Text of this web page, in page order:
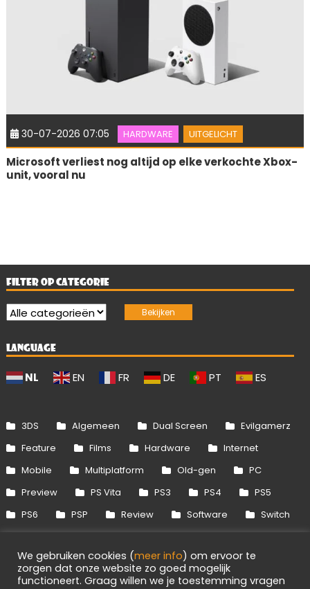
30-07-2026 07:05 HARDWARE UITGELICHT
Microsoft verliest nog altijd op elke verkochte Xbox-
unit, vooral nu
FILTER OP CATEGORIE
LANGUAGE
NL EN FR DE PT ES
3DS Algemeen Dual Screen
Evilgamerz
Feature
Films Hardware
Internet
Mobile
Multiplatform Old-gen
PC
Preview
PS Vita PS3 PS4
PS5
PS6
PSP Review Software
Switch
Xbox 360
Xbox One Xbox Series
We gebruiken cookies (meer info) om ervoor te
zorgen dat onze website zo goed mogelijk
functioneert. Graag willen we je toestemming vragen